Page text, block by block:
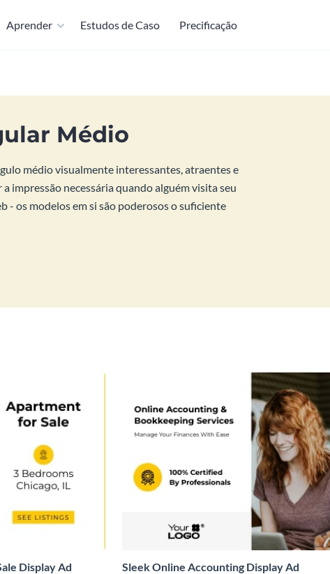
Aprender Estudos de Caso Precificação
Médio
médio visualmente interessantes, atraentes e
impressão necessária quando alguém visita seu
- os modelos em si são poderosos o suficiente
Display Ad Sleek Online Accounting Display Ad